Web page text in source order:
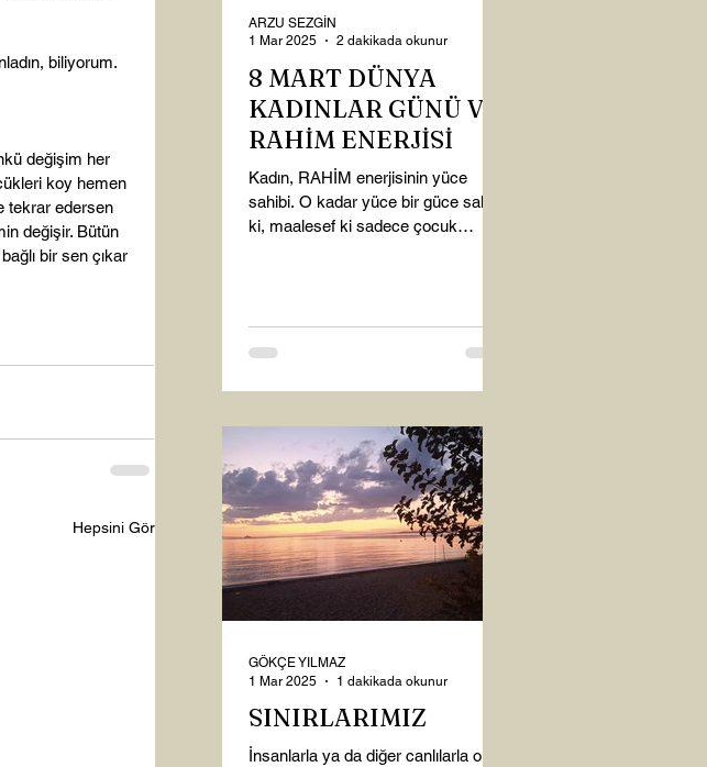
biliyorum.
değişim her
koy hemen
tekrar edersen
değişir. Bütün
bir sen çıkar
Hepsini Gör
8 MART DÜNYA
KADINLAR GÜNÜ VE
RAHİM ENERJİSİ
Kadın, RAHİM enerjisinin yüce
sahibi. O kadar yüce bir güce sahip
ki, maalesef ki sadece çocuk
ARZU SEZGİN
1 Mar 2025
2 dakikada okunur
SINIRLARIMIZ
İnsanlarla ya da diğer canlılarla olan
GÖKÇE YILMAZ
1 Mar 2025
1 dakikada okunur